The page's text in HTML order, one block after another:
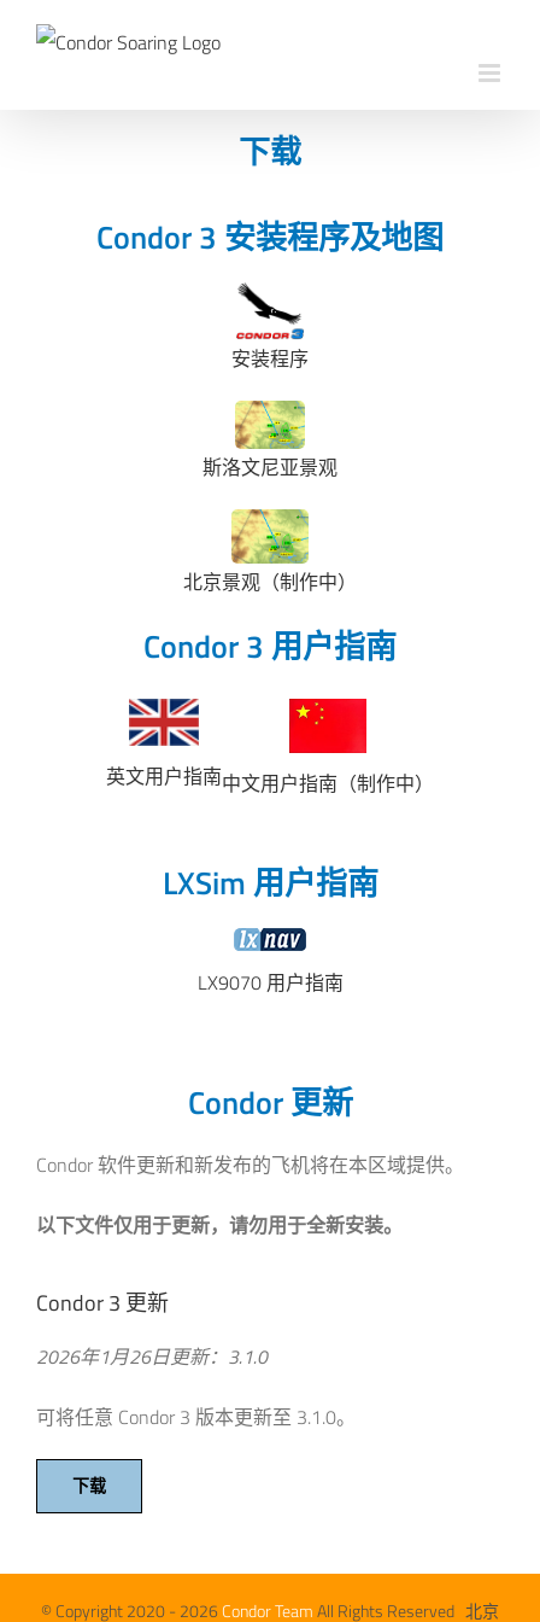
下载
Condor 3 安装程序及地图
安装程序
斯洛文尼亚景观
北京景观（制作中）
Condor 3 用户指南
英文用户指南中文用户指南（制作中）
LXSim 用户指南
LX9070 用户指南
Condor 更新
Condor 软件更新和新发布的飞机将在本区域提供。
以下文件仅用于更新，请勿用于全新安装。
Condor 3 更新
2026年1月26日更新：3.1.0
可将任意 Condor 3 版本更新至 3.1.0。
下载
© Copyright 2020 - 2026Condor TeamAll Rights Reserved 北京